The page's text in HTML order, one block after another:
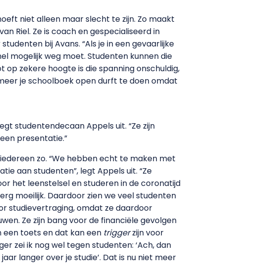
niet alleen maar slecht te zijn. Zo maakt
Riel. Ze is coach en gespecialiseerd in
bij Avans. “Als je in een gevaarlijke
mogelijk weg moet. Studenten kunnen die
zekere hoogte is die spanning onschuldig,
je schoolboek open durft te doen omdat
studentendecaan Appels uit. “Ze zijn
presentatie.”
zo. “We hebben echt te maken met
aan studenten”, legt Appels uit. “Ze
het leenstelsel en studeren in de coronatijd
moeilijk. Daardoor zien we veel studenten
studievertraging, omdat ze daardoor
Ze zijn bang voor de financiële gevolgen
een toets en dat kan een triggerzijn voor
zei ik nog wel tegen studenten: ‘Ach, dan
langer over je studie’. Dat is nu niet meer